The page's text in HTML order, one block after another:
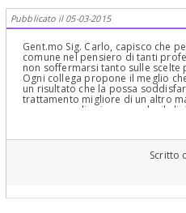
dente, anche se ridotto
struttura protesica.
Pubblicato il 05-03-2015
Gent.mo Sig. Carlo, capisco che
comune nel pensiero di tanti
non soffermarsi tanto sulle
Ogni collega propone il meglio
un risultato che la possa
trattamento migliore di un altro
sue personali esigenze e che il
meglio. Se un collega le
dispetto ma solo perchè nelle
ottenere il miglior risultato
che le propone una faccetta.
risultato finale porrei molta
invisibile" del lavoro, ossia alla
Scritto